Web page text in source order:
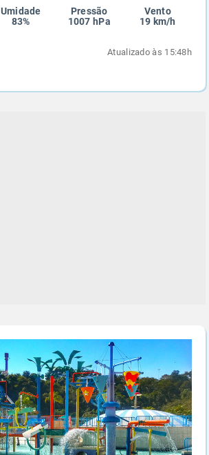
Umidade
83%
Pressão
1007 hPa
Vento
19 km/h
Atualizado às 15:48h